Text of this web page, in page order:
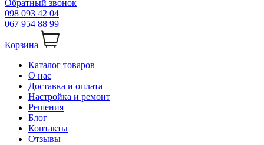
Обратный звонок
098 093 42 04
067 954 88 99
Корзина
Каталог товаров
О нас
Доставка и оплата
Настройка и ремонт
Решения
Блог
Контакты
Отзывы